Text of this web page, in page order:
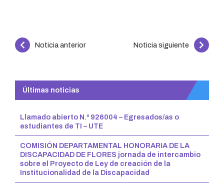
Continue
Noticia anterior Noticia siguiente
Últimas noticias
Llamado abierto N.º 926004 – Egresados/as o
estudiantes de TI – UTE
COMISIÓN DEPARTAMENTAL HONORARIA DE LA
DISCAPACIDAD DE FLORES jornada de intercambio
sobre el Proyecto de Ley de creación de la
Institucionalidad de la Discapacidad